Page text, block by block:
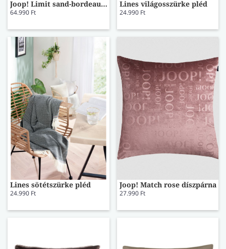
Joop! Limit sand-bordeaux pléd
64.990 Ft
Lines világosszürke pléd
24.990 Ft
Lines sötétszürke pléd
24.990 Ft
Joop! Match rose díszpárna
27.990 Ft